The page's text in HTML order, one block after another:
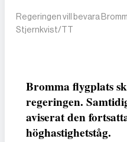
Regeringen vill bevara
Stjernkvist/TT
Bromma flygplats
regeringen.
aviserat den
höghastighetståg.